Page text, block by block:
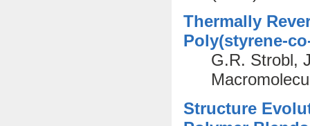
Thermally
Poly(styrene-
G.R. Strobl,
Structure